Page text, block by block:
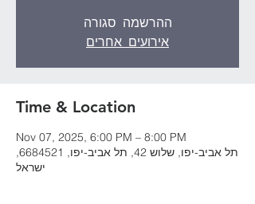
ההרשמה סגורה
אירועים אחרים
Time & Location
Nov 07, 2025, 6:00 PM – 8:00 PM
תל אביב-יפו, שלוש 42, תל אביב-יפו, 6684521,
ישראל